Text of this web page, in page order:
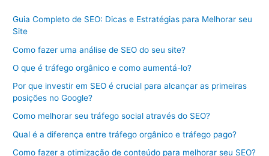
Guia Completo de SEO: Dicas e Estratégias para Melhorar seu
Site
Como fazer uma análise de SEO do seu site?
O que é tráfego orgânico e como aumentá-lo?
Por que investir em SEO é crucial para alcançar as primeiras
posições no Google?
Como melhorar seu tráfego social através do SEO?
Qual é a diferença entre tráfego orgânico e tráfego pago?
Como fazer a otimização de conteúdo para melhorar seu SEO?